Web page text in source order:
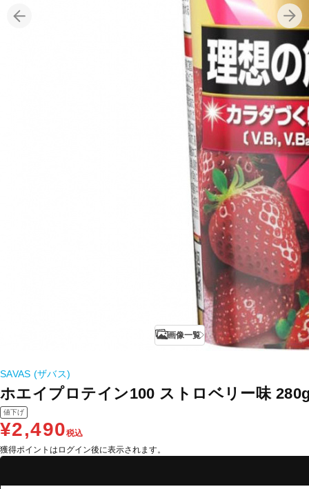
画像一覧
SAVAS (ザバス)
ホエイプロテイン100 ストロベリー味
値下げ
¥2,490税込
獲得ポイントはログイン後に表示されます。